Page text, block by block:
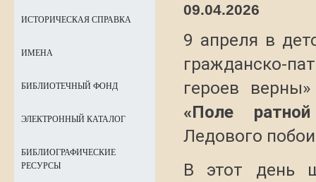
09.04.2026
9 апреля в
гражданско-
героев
«Поле
Ледового
В этот день
ИСТОРИЧЕСКАЯ СПРАВКА
ИМЕНА
БИБЛИОТЕЧНЫЙ ФОНД
ЭЛЕКТРОННЫЙ КАТАЛОГ
БИБЛИОГРАФИЧЕСКИЕ
РЕСУРСЫ